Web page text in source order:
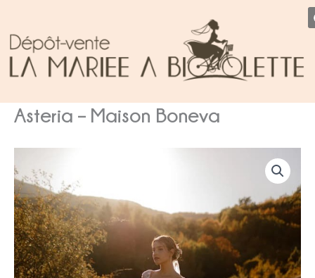
contenu
Asteria – Maison Boneva